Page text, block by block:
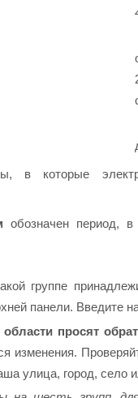
в которые
обозначен период,
группе
панели. Введите
просят
изменения.
улица, город, село